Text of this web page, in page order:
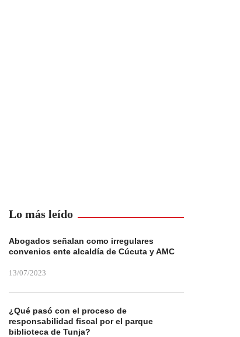
Lo más leído
Abogados señalan como irregulares
convenios ente alcaldía de Cúcuta y AMC
13/07/2023
¿Qué pasó con el proceso de
responsabilidad fiscal por el parque
biblioteca de Tunja?